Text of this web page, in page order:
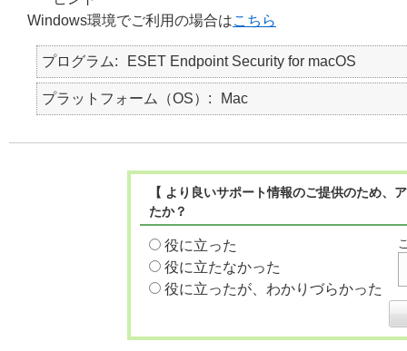
Windows環境でご利用の場合はこちら
プログラム ESET Endpoint Security for macOS
プラットフォーム（OS） Mac
【 より良いサポート情報のご提供のため
たか？
役に立った
役に立たなかった
役に立ったが、わかりづらかった